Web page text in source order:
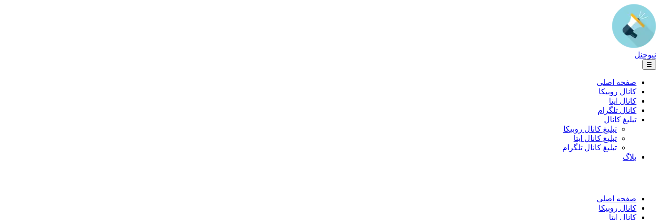
نیوچنل
☰
صفحه اصلی
کانال روبیکا
کانال ایتا
کانال تلگرام
تبلیغ کانال
تبلیغ کانال روبیکا
تبلیغ کانال ایتا
تبلیغ کانال تلگرام
بلاگ
صفحه اصلی
کانال روبیکا
کانال ایتا